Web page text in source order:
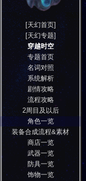
[天幻首页]
[天幻专题]
穿越时空
专题首页
名词对照
系统解析
剧情攻略
流程攻略
2周目及以后
角色一览
装备合成流程&素材
商店一览
武器一览
防具一览
饰物一览